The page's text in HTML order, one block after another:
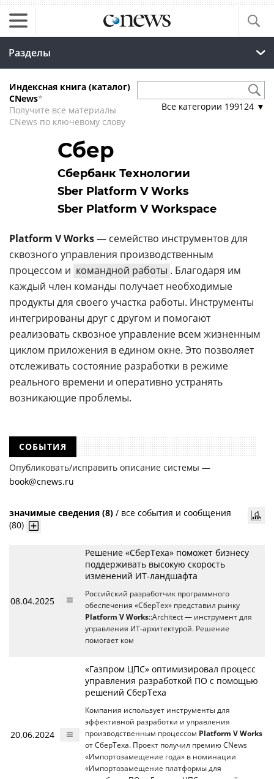
Разделы
Индексная книга (каталог)
CNews*
Получите все материалы
CNews по ключевому слову
Все категории 199124 ▼
Сбер
Сбербанк Технологии
Sber Platform V Works
Sber Platform V Workspace
Platform V Works— семейство инструментов для
сквозного управления производственным
процессом и командной работы . Благодаря им
каждый член команды получает необходимые
продукты для своего участка работы. Инструменты
интегрированы друг с другом и помогают
реализовать сквозное управление всем жизненным
циклом приложения в едином окне. Это позволяет
отслеживать состояние разработки в режиме
реального времени и оперативно устранять
возникающие проблемы.
СОБЫТИЯ
Опубликовать/исправить описание системы —
book@cnews.ru
значимые сведения (8) / все события и сообщения
(80)
08.04.2025
Решение «СберТеха» поможет бизнесу
поддерживать высокую скорость
изменений ИТ-ландшафта
Российский разработчик программного
обеспечения «СберТех» представил рынку
Platform V Works::Architect — инструмент для
управления ИТ-архитектурой. Решение
помогает ком
20.06.2024
«Газпром ЦПС» оптимизировал процесс
управления разработкой ПО с помощью
решений СберТеха
Компания использует инструменты для
эффективной разработки и управления
производственным процессом Platform V Works
от СберТеха. Проект получил премию CNews
«Импортозамещение года» в номинации
«Импортозамещение платформы для